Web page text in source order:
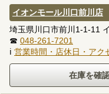
イオンモール川口前川店
埼玉県川口市前川1-1-11
☎ 048-261-7201
ℹ 営業時間・店休日・アク